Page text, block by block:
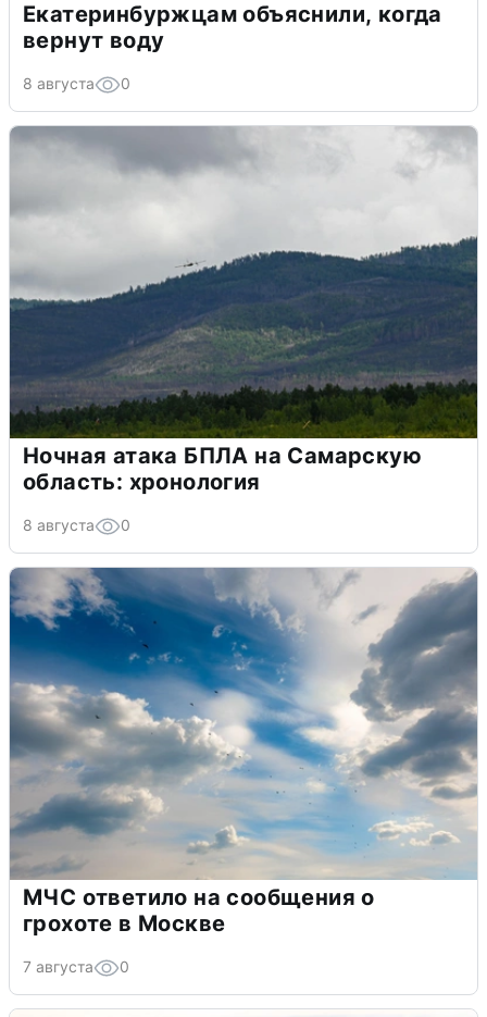
Екатеринбуржцам объяснили, когда
вернут воду
8 августа 0
Ночная атака БПЛА на Самарскую
область: хронология
8 августа 0
МЧС ответило на сообщения о
грохоте в Москве
7 августа 0